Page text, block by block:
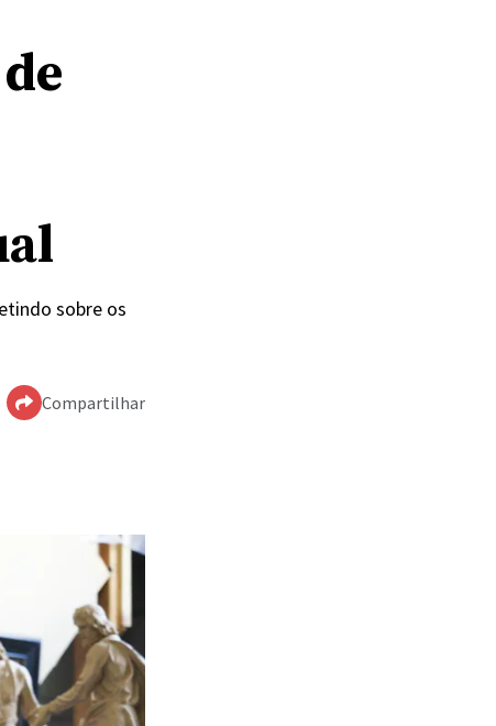
sobre os
Compartilhar